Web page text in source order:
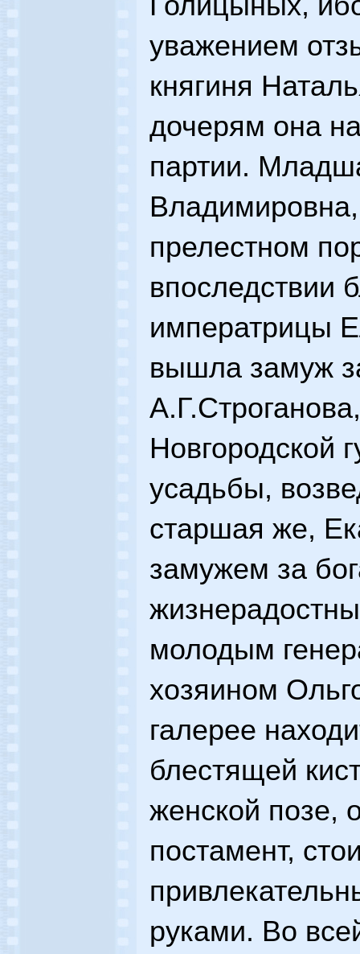
уважением
княгиня
дочерям она
партии.
прелестном
впоследствии
императрицы
вышла замуж
Новгородской
усадьбы,
старшая же,
замужем за
молодым
хозяином
галерее
блестящей
женской позе,
постамент,
руками. Во